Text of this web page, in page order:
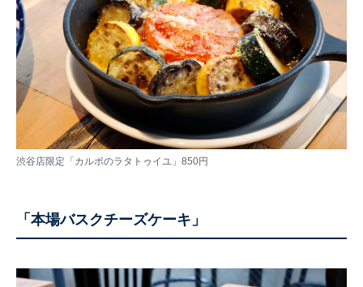
渋谷店限定「カルボのラタトゥイユ」850円
「本場バスクチーズケーキ」